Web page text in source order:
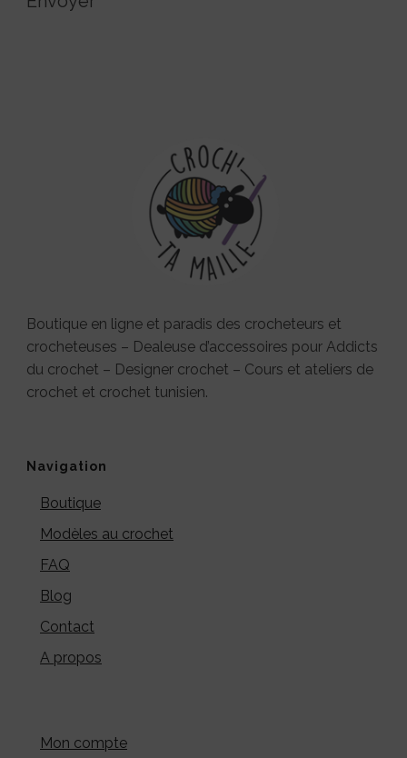
Boutique en ligne et paradis des crocheteurs et
crocheteuses – Dealeuse d’accessoires pour Addicts
du crochet – Designer crochet – Cours et ateliers de
crochet et crochet tunisien.
Navigation
Boutique
Modèles au crochet
FAQ
Blog
Contact
A propos
Mon compte